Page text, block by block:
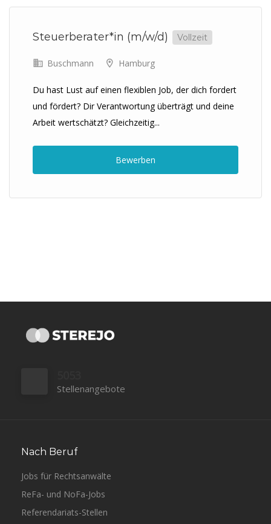
Steuerberater*in (m/w/d) Vollzeit
Buschmann Hamburg
Du hast Lust auf einen flexiblen Job, der dich fordert
und fördert? Dir Verantwortung überträgt und deine
Arbeit wertschätzt? Gleichzeitig...
Bewerben
Stellenangebote
Nach Beruf
Jobs für Rechtsanwälte
ReFa- und NoFa-Jobs
Referendariats-Stellen